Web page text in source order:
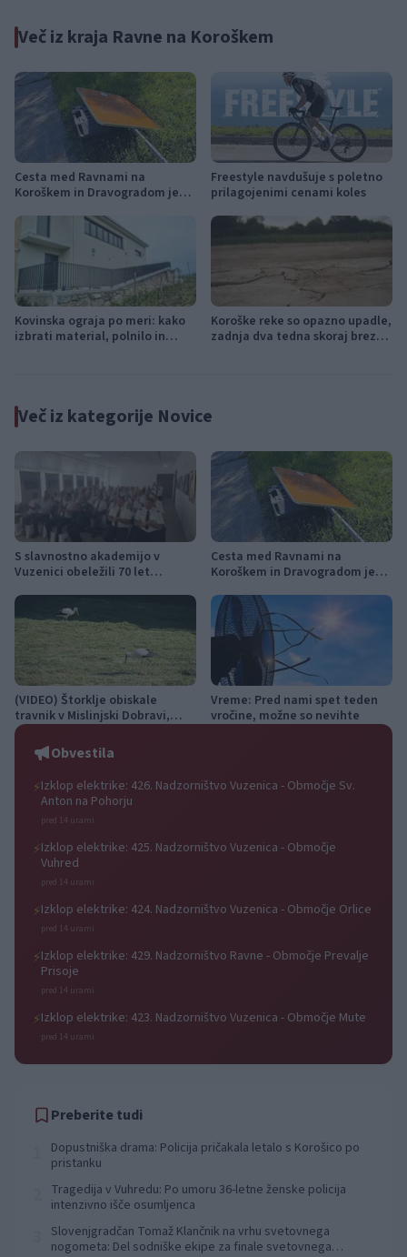
Več iz kraja Ravne na Koroškem
Cesta med Ravnami na
Koroškem in Dravogradom je
Freestyle navdušuje s poletno
prilagojenimi cenami koles
Kovinska ograja po meri: kako
izbrati material, polnilo in
Koroške reke so opazno upadle,
zadnja dva tedna skoraj brez
Več iz kategorije Novice
S slavnostno akademijo v
Vuzenici obeležili 70 let
Cesta med Ravnami na
Koroškem in Dravogradom je
(VIDEO) Štorklje obiskale
travnik v Mislinjski Dobravi,
Slovenija pa beleži rekordno
leto
Vreme: Pred nami spet teden
vročine, možne so nevihte
Obvestila
⚡Izklop elektrike: 426. Nadzorništvo Vuzenica - Območje Sv.
Anton na Pohorju
pred 14 urami
⚡Izklop elektrike: 425. Nadzorništvo Vuzenica - Območje
Vuhred
pred 14 urami
⚡Izklop elektrike: 424. Nadzorništvo Vuzenica - Območje Orlice
pred 14 urami
⚡Izklop elektrike: 429. Nadzorništvo Ravne - Območje Prevalje
Prisoje
pred 14 urami
⚡Izklop elektrike: 423. Nadzorništvo Vuzenica - Območje Mute
pred 14 urami
Preberite tudi
Dopustniška drama: Policija pričakala letalo s Korošico po
pristanku
Tragedija v Vuhredu: Po umoru 36-letne ženske policija
intenzivno išče osumljenca
Slovenjgradčan Tomaž Klančnik na vrhu svetovnega
nogometa: Del sodniške ekipe za finale svetovnega